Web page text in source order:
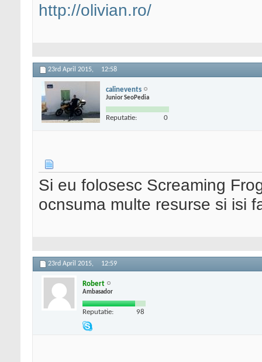
http://olivian.ro/
23rd April 2015, 12:58
calinevents
Junior SeoPedia
Reputatie: 0
Si eu folosesc Screaming
ocnsuma multe resurse si isi
23rd April 2015, 12:59
Robert
Ambasador
Reputatie: 98